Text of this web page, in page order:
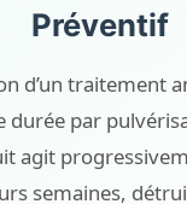
Préventif
d’un traitement
durée par
agit
semaines,